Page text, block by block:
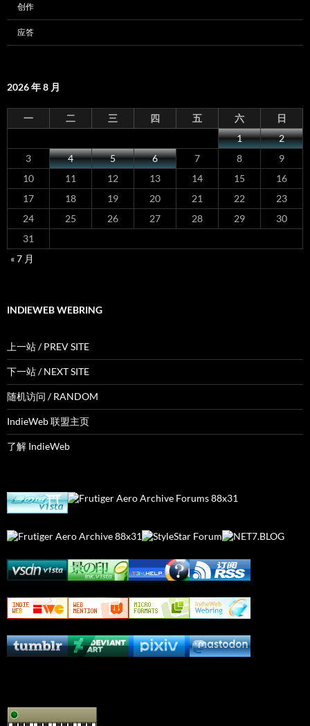
创作
应答
2026 年 8 月
一 二 三 四 五 六
日
1
2
3
4 5 6 7 8
9
10
11 12 13 14 15
16
17
18 19 20 21 22
23
24
25 26 27 28 29
30
31
« 7 月
INDIEWEB WEBRING
上一站 / PREV SITE
下一站 / NEXT SITE
随机访问 / RANDOM
IndieWeb 联盟主页
了解 IndieWeb